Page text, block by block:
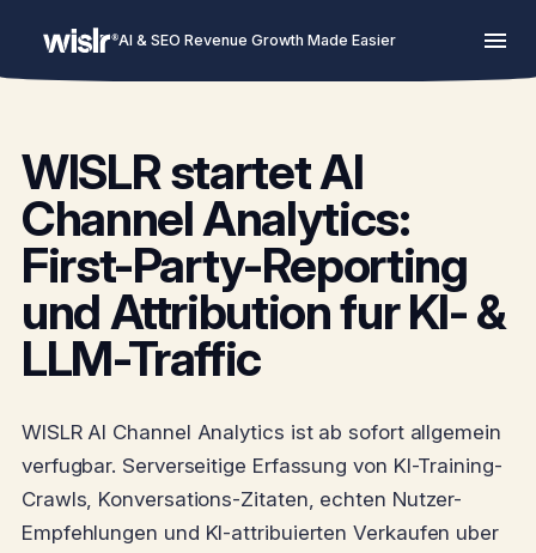
AI & SEO Revenue Growth Made Easier
WISLR startet AI
Channel Analytics:
First-Party-Reporting
und Attribution fur KI- &
LLM-Traffic
WISLR AI Channel Analytics ist ab sofort allgemein
verfugbar. Serverseitige Erfassung von KI-Training-
Crawls, Konversations-Zitaten, echten Nutzer-
Empfehlungen und KI-attribuierten Verkaufen uber